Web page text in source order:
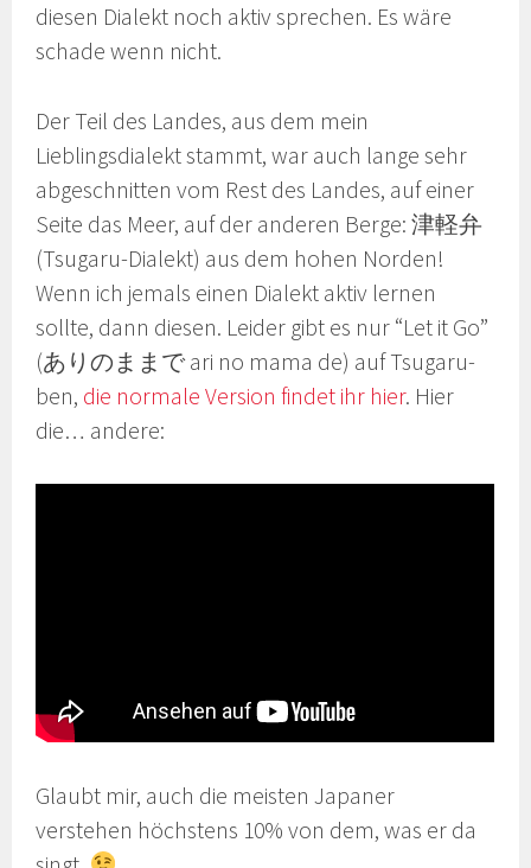
diesen Dialekt noch aktiv sprechen. Es wäre
schade wenn nicht.
Der Teil des Landes, aus dem mein
Lieblingsdialekt stammt, war auch lange sehr
abgeschnitten vom Rest des Landes, auf einer
Seite das Meer, auf der anderen Berge: 津軽弁
(Tsugaru-Dialekt) aus dem hohen Norden!
Wenn ich jemals einen Dialekt aktiv lernen
sollte, dann diesen. Leider gibt es nur “Let it Go”
(ありのままで ari no mama de) auf Tsugaru-
ben, die normale Version findet ihr hier. Hier
die… andere:
Glaubt mir, auch die meisten Japaner
verstehen höchstens 10% von dem, was er da